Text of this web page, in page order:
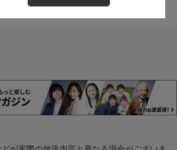
説明